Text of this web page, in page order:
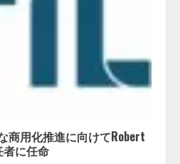
商用化推進に向けてRobert
者に任命
経由のWebサイト流入、1年
7.8倍に ChatGPTなどの
実態を調査
08/05/16:54:34